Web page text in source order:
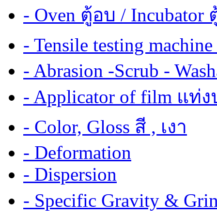
- Oven ตู้อบ / Incubator
- Tensile testing
- Abrasion -Scrub -
- Applicator of film แท่
- Color, Gloss สี , เงา
- Deformation
- Dispersion
- Specific Gravity &